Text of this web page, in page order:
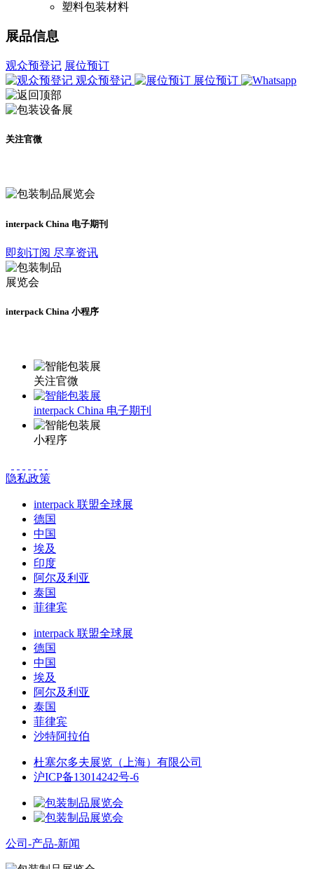
塑料包装材料
展品信息
观众预登记 展位预订
观众预登记
展位预订
关注官微
interpack China 电子期刊
即刻订阅 尽享资讯
interpack China 小程序
关注官微
interpack China 电子期刊
小程序
隐私政策
interpack 联盟全球展
德国
中国
埃及
印度
阿尔及利亚
泰国
菲律宾
interpack 联盟全球展
德国
中国
埃及
阿尔及利亚
泰国
菲律宾
沙特阿拉伯
杜塞尔多夫展览（上海）有限公司
沪ICP备13014242号-6
公司-产品-新闻